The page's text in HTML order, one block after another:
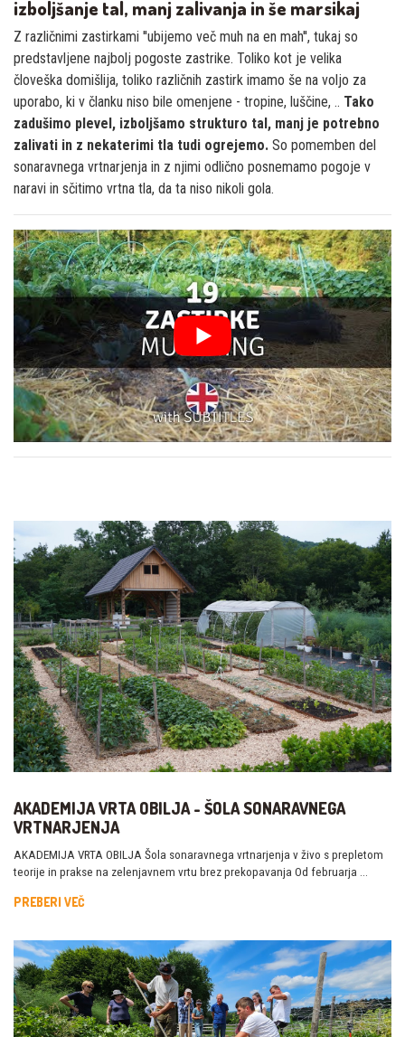
izboljšanje tal, manj zalivanja in še marsikaj
Z različnimi zastirkami ''ubijemo več muh na en mah'', tukaj so
predstavljene najbolj pogoste zastrike. Toliko kot je velika
človeška domišlija, toliko različnih zastirk imamo še na voljo za
uporabo, ki v članku niso bile omenjene - tropine, luščine, .. Tako
zadušimo plevel, izboljšamo strukturo tal, manj je potrebno
zalivati in z nekaterimi tla tudi ogrejemo. So pomemben del
sonaravnega vrtnarjenja in z njimi odlično posnemamo pogoje v
naravi in sčitimo vrtna tla, da ta niso nikoli gola.
AKADEMIJA VRTA OBILJA - ŠOLA SONARAVNEGA
VRTNARJENJA
AKADEMIJA VRTA OBILJA Šola sonaravnega vrtnarjenja v živo s prepletom
teorije in prakse na zelenjavnem vrtu brez prekopavanja Od februarja …
PREBERI VEČ